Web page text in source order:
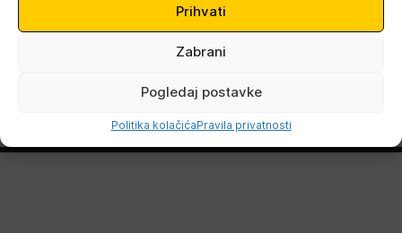
Prihvati
Zabrani
Pogledaj postavke
Politika kolačićaPravila privatnosti